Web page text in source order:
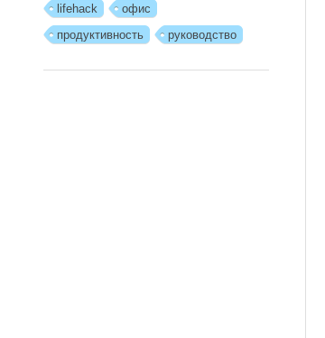
lifehack
офис
продуктивность
руководство